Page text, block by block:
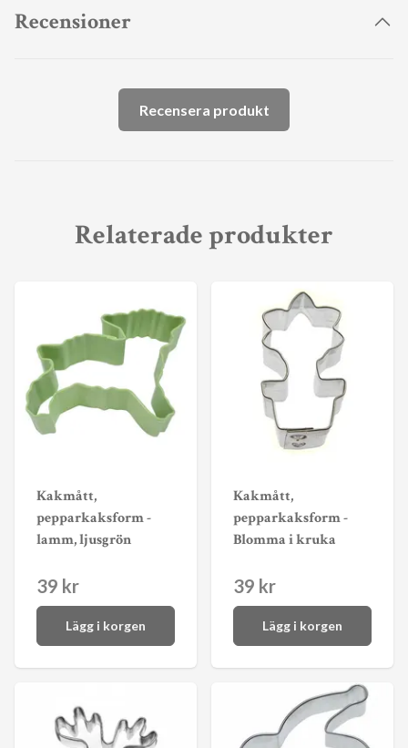
Recensioner
Recensera produkt
Relaterade produkter
Kakmått,
pepparkaksform -
lamm, ljusgrön
39 kr
Lägg i korgen
Kakmått,
pepparkaksform -
Blomma i kruka
39 kr
Lägg i korgen